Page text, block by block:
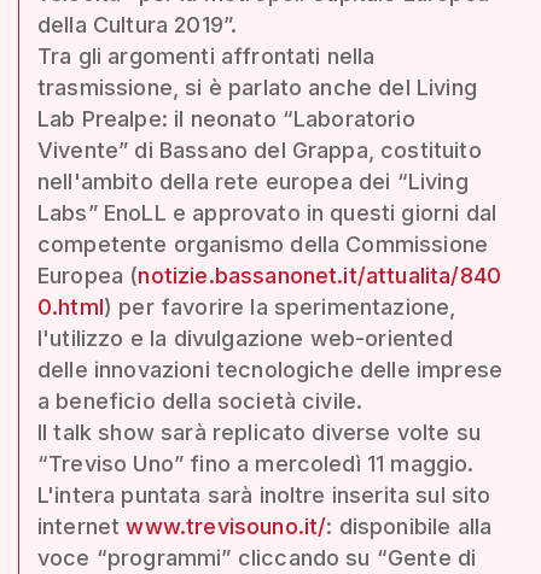
della Cultura 2019”.
Tra gli argomenti affrontati nella
trasmissione, si è parlato anche del Living
Lab Prealpe: il neonato “Laboratorio
Vivente” di Bassano del Grappa, costituito
nell'ambito della rete europea dei “Living
Labs” EnoLL e approvato in questi giorni dal
competente organismo della Commissione
Europea (notizie.bassanonet.it/attualita/840
0.html) per favorire la sperimentazione,
l'utilizzo e la divulgazione web-oriented
delle innovazioni tecnologiche delle imprese
a beneficio della società civile.
Il talk show sarà replicato diverse volte su
“Treviso Uno” fino a mercoledì 11 maggio.
L'intera puntata sarà inoltre inserita sul sito
internetwww.trevisouno.it/: disponibile alla
voce “programmi” cliccando su “Gente di